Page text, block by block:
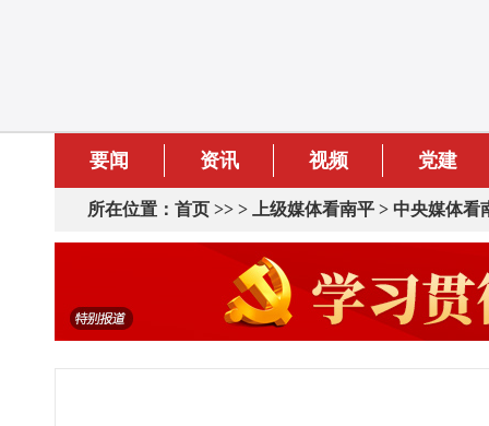
要闻 资讯 视频 党建
所在位置： 首页 >> > 上级媒体看南平 > 中央媒体看